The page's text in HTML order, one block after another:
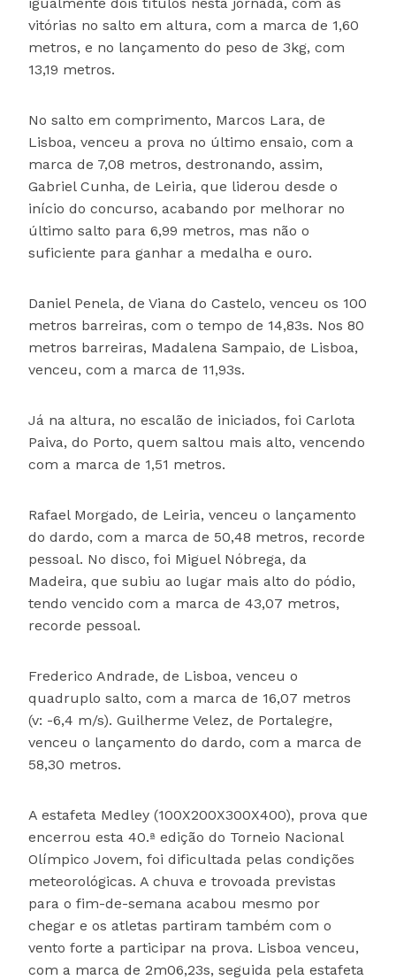
igualmente dois títulos nesta jornada, com as
vitórias no salto em altura, com a marca de 1,60
metros, e no lançamento do peso de 3kg, com
13,19 metros.
No salto em comprimento, Marcos Lara, de
Lisboa, venceu a prova no último ensaio, com a
marca de 7,08 metros, destronando, assim,
Gabriel Cunha, de Leiria, que liderou desde o
início do concurso, acabando por melhorar no
último salto para 6,99 metros, mas não o
suficiente para ganhar a medalha e ouro.
Daniel Penela, de Viana do Castelo, venceu os 100
metros barreiras, com o tempo de 14,83s. Nos 80
metros barreiras, Madalena Sampaio, de Lisboa,
venceu, com a marca de 11,93s.
Já na altura, no escalão de iniciados, foi Carlota
Paiva, do Porto, quem saltou mais alto, vencendo
com a marca de 1,51 metros.
Rafael Morgado, de Leiria, venceu o lançamento
do dardo, com a marca de 50,48 metros, recorde
pessoal. No disco, foi Miguel Nóbrega, da
Madeira, que subiu ao lugar mais alto do pódio,
tendo vencido com a marca de 43,07 metros,
recorde pessoal.
Frederico Andrade, de Lisboa, venceu o
quadruplo salto, com a marca de 16,07 metros
(v: -6,4 m/s). Guilherme Velez, de Portalegre,
venceu o lançamento do dardo, com a marca de
58,30 metros.
A estafeta Medley (100X200X300X400), prova que
encerrou esta 40.ª edição do Torneio Nacional
Olímpico Jovem, foi dificultada pelas condições
meteorológicas. A chuva e trovoada previstas
para o fim-de-semana acabou mesmo por
chegar e os atletas partiram também com o
vento forte a participar na prova. Lisboa venceu,
com a marca de 2m06,23s, seguida pela estafeta